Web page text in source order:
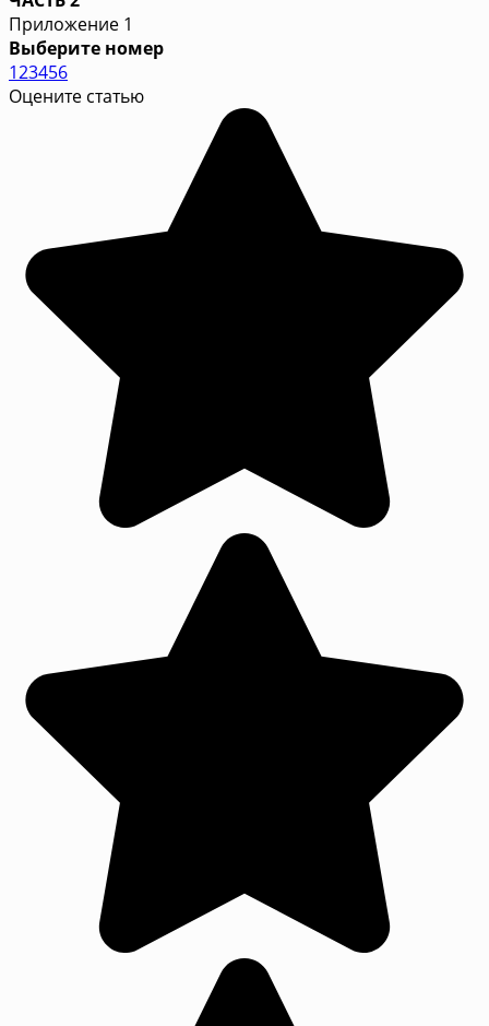
Приложение 1
Выберите номер
123456
Оцените статью